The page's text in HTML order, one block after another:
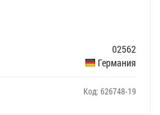
02562
Германия
Код: 626748-19